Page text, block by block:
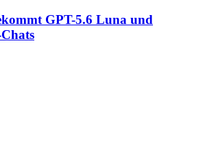
GPT-5.6 Luna und